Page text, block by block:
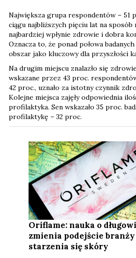
Największa grupa respondentów – 51
ciągu najbliższych pięciu lat na
najbardziej wpłynie zdrowie i dobra
Oznacza to, że ponad połowa
obszar jako kluczowy dla przyszłości
Na drugim miejscu znalazło się
wskazane przez 43 proc.
42 proc., uznało za istotny czynnik
Kolejne miejsca zajęły odpowiednia
profilaktyka. Sen wskazało 35 proc.
profilaktykę – 32 proc.
Oriflame: nauka o
zmienia podejście
starzenia się skóry